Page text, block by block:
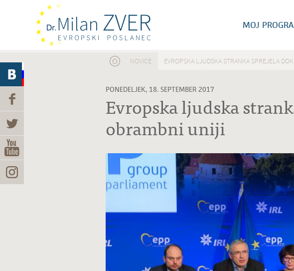
MOJ
Nahajate se tukaj
NOVICE EVROPSKA LJUDSKA STRANKA SPREJELA
PONEDELJEK, 18. SEPTEMBER 2017
Evropska ljudska
obrambni uniji